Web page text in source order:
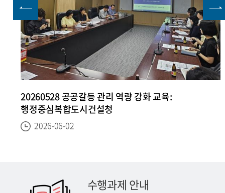
20260528 공공갈등 관리 역량 강화 교육:
행정중심복합도시건설청
2026-06-02
수행과제 안내